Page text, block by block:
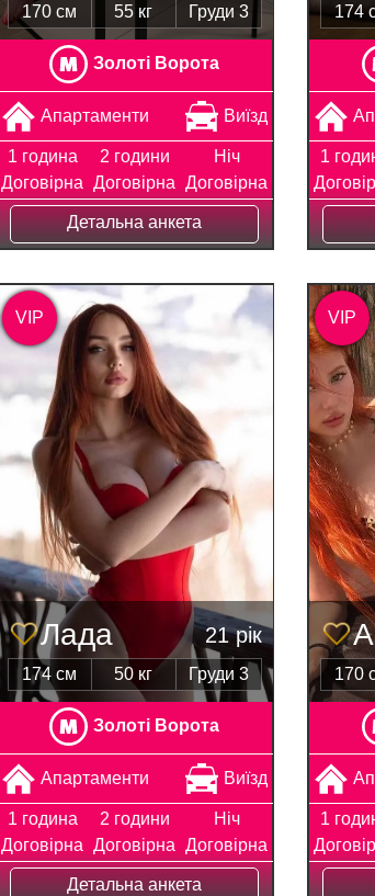
170 см 55 кг Груди 3
Золоті Ворота
Апартаменти Виїзд
1 година
Договірна
2 години
Договірна
Ніч
Договірна
Детальна анкета
174
1
Лада 21 рік
174 см 50 кг Груди 3
Золоті Ворота
Апартаменти Виїзд
1 година
Договірна
2 години
Договірна
Ніч
Договірна
Детальна анкета
VIP
170
1
VIP